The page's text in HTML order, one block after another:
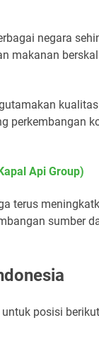
negara
makanan
perkembangan
Api Group)
terus
sumber
posisi